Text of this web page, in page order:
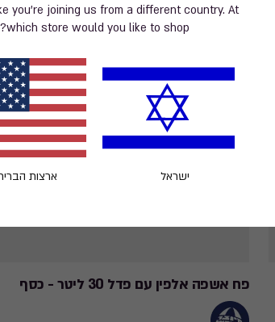
you’re joining us from a different country. At
which store would you like to shop?
ישראל ארצות
פח אשפה אלפין עם פדל 30 ליטר - כסף